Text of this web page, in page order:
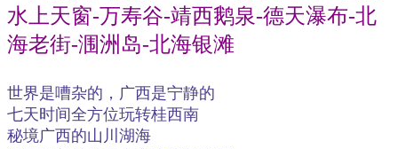
水上天窗-万寿谷-靖西鹅泉-德天瀑布-北
海老街-涠洲岛-北海银滩
世界是嘈杂的，广西是宁静的
七天时间全方位玩转桂西南
秘境广西的山川湖海